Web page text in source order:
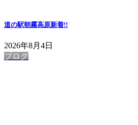
道の駅朝霧高原新着!!
2026年8月4日
ブログ